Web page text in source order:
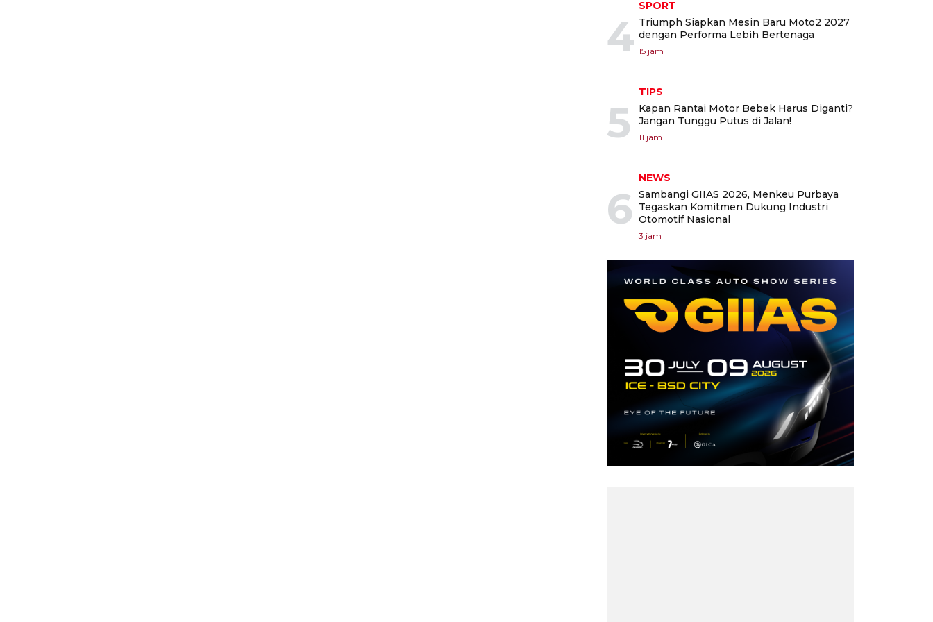
4
SPORT
Triumph Siapkan Mesin Baru Moto2 2027
dengan Performa Lebih Bertenaga
15 jam
5
TIPS
Kapan Rantai Motor Bebek Harus Diganti?
Jangan Tunggu Putus di Jalan!
11 jam
6
NEWS
Sambangi GIIAS 2026, Menkeu Purbaya
Tegaskan Komitmen Dukung Industri
Otomotif Nasional
3 jam